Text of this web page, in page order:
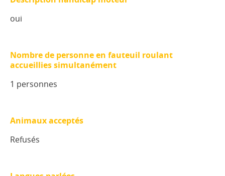
oui
Nombre de personne en fauteuil roulant
accueillies simultanément
1 personnes
Animaux acceptés
Refusés